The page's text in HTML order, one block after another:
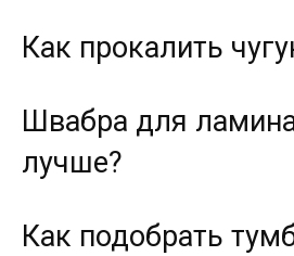
Как прокалить
Швабра для
лучше?
Как подобрать